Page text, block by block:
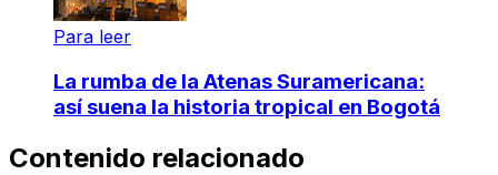
Para leer
La rumba de la Atenas Suramericana:
así suena la historia tropical en Bogotá
Contenido relacionado